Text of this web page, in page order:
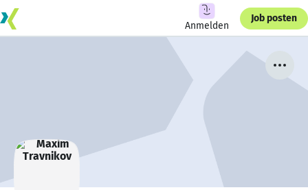
Anmelden
Job posten